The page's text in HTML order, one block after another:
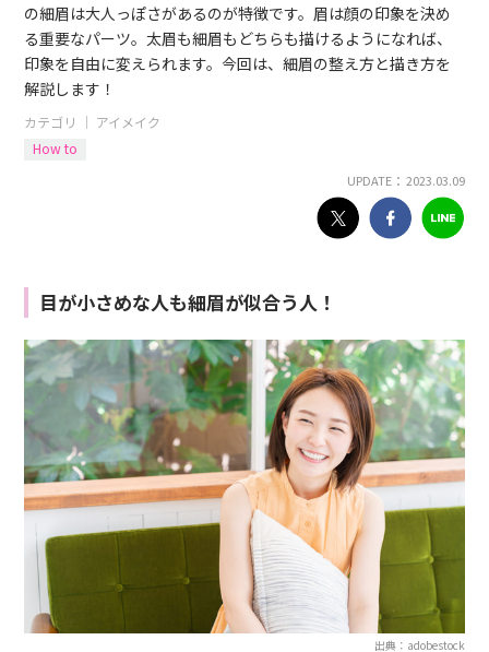
の細眉は大人っぽさがあるのが特徴です。眉は顔の印象を決め
る重要なパーツ。太眉も細眉もどちらも描けるようになれば、
印象を自由に変えられます。今回は、細眉の整え方と描き方を
解説します！
カテゴリ ｜ アイメイク
How to
UPDATE： 2023.03.09
目が小さめな人も細眉が似合う人！
出典：adobestock